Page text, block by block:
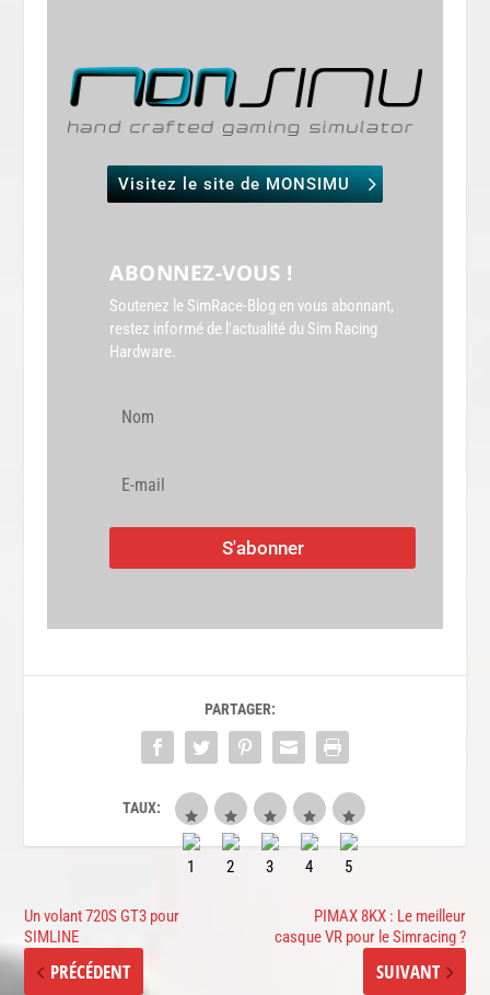
Visitez le site de MONSIMU
ABONNEZ-VOUS !
Soutenez le SimRace-Blog en vous abonnant,
restez informé de l'actualité du Sim Racing
Hardware.
S'abonner
PARTAGER:
TAUX:
Un volant 720S GT3 pour
SIMLINE
PRÉCÉDENT
PIMAX 8KX : Le meilleur
casque VR pour le Simracing ?
SUIVANT